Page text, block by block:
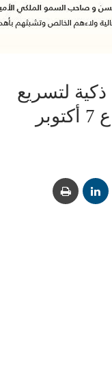
ذكية لتسريع